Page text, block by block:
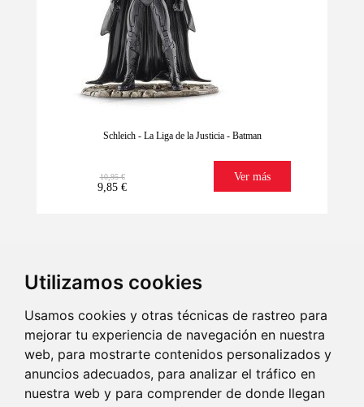
Utilizamos cookies
Usamos cookies y otras técnicas de rastreo para
mejorar tu experiencia de navegación en nuestra
web, para mostrarte contenidos personalizados y
anuncios adecuados, para analizar el tráfico en
nuestra web y para comprender de donde llegan
¡Últimas unidades!
Schleich - La Liga de la Justicia - Batman
10,95 €
9,85 €
Ver más
Lo tenemos
seguro
Imaginación Regala ilusión
Envío